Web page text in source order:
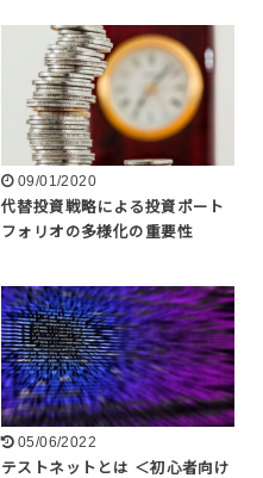
09/01/2020
代替投資戦略による投資ポート
フォリオの多様化の重要性
05/06/2022
テストネットとは ＜初心者向け